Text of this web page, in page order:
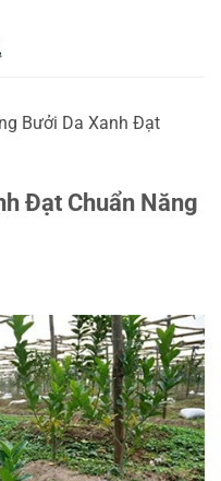
Bưởi Da Xanh Đạt
Đạt Chuẩn Năng